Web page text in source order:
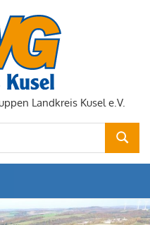
Landkreis Kusel e.V.